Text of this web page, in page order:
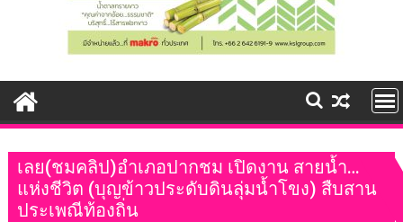
เลย(ชมคลิป)อำเภอปากชม เปิดงาน สายน้ำ…
แห่งชีวิต (บุญข้าวประดับดินลุ่มน้ำโขง) สืบสาน
ประเพณีท้องถิ่น